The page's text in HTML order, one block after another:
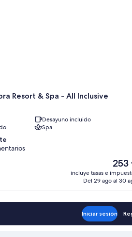
Resort & Spa - All Inclusive
Desayuno incluido
Spa
El
precio
actual
253 €
253
incluye tasas e
Del 29 ago al 30
Iniciar sesión